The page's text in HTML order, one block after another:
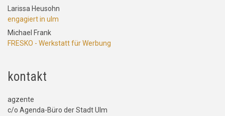
Larissa Heusohn
engagiert in ulm
Michael Frank
FRESKO - Werkstatt für Werbung
kontakt
agzente
c/o Agenda-Büro der Stadt Ulm